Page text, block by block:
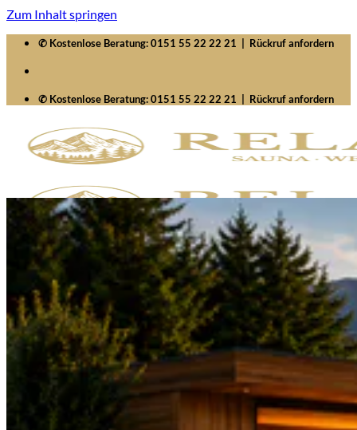
Zum Inhalt springen
✆ Kostenlose Beratung:0151 55 22 22 21 Rückruf anfordern
✆ Kostenlose Beratung:0151 55 22 22 21 Rückruf anfordern
Startseite
Saunawelten
Saunen
Zubehör
Whirlpools
Signature SelfCleaning
Serenity
Swim Spas
Beauty & Spa
Living Accessoires
Kontakt
Über uns